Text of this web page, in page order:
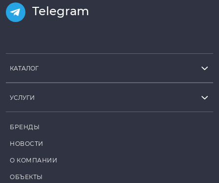
Telegram
КАТАЛОГ
УСЛУГИ
БРЕНДЫ
НОВОСТИ
О КОМПАНИИ
ОБЪЕКТЫ